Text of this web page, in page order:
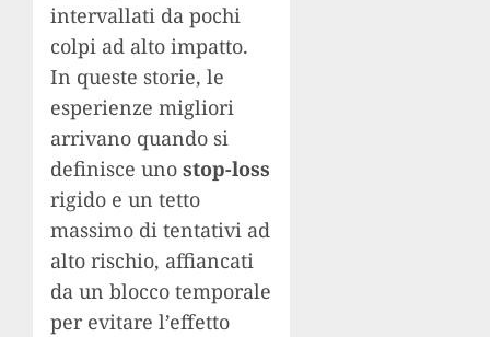
intervallati da pochi
colpi ad alto impatto.
In queste storie, le
esperienze migliori
arrivano quando si
definisce uno stop-loss
rigido e un tetto
massimo di tentativi ad
alto rischio, affiancati
da un blocco temporale
per evitare l’effetto